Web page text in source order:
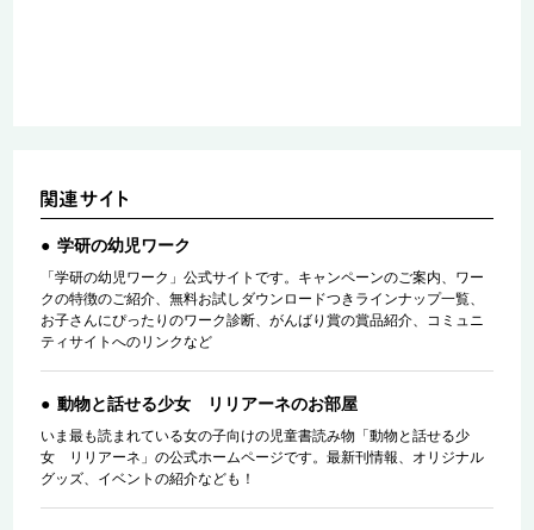
学研の幼児ワーク
「学研の幼児ワーク」公式サイトです。キャンペーンのご案内、ワー
クの特徴のご紹介、無料お試しダウンロードつきラインナップ一覧、
お子さんにぴったりのワーク診断、がんばり賞の賞品紹介、コミュニ
ティサイトへのリンクなど
動物と話せる少女 リリアーネのお部屋
いま最も読まれている女の子向けの児童書読み物「動物と話せる少
女 リリアーネ」の公式ホームページです。最新刊情報、オリジナル
グッズ、イベントの紹介なども！